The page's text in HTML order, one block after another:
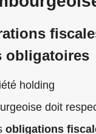
obligatoires
holding
doit
obligations